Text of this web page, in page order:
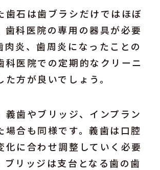
歯石は歯ブラシだけではほぼ
歯科医院の専用の器具が必要
肉炎、歯周炎になったことの
科医院での定期的なクリーニ
た方が良いでしょう。
義歯やブリッジ、インプラン
場合も同様です。義歯は口腔
化に合わせ調整していく必要
ブリッジは支台となる歯の歯